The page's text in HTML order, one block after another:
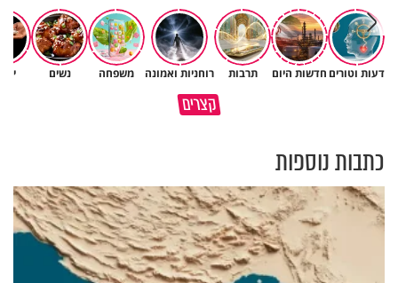
דעות וטורים חדשות היום תרבות רוחניות ואמונה משפחה נשים
קצרים
תעצרו לפני שאתם מוציאים דיבה
כתבות נוספות